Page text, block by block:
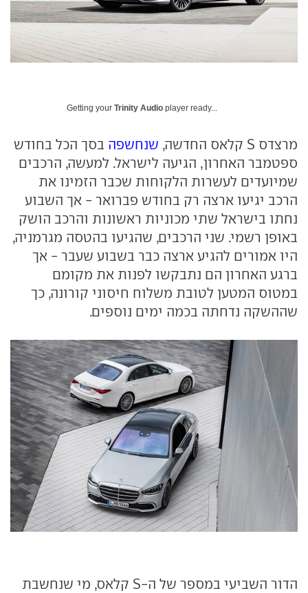
Getting your Trinity Audio player ready...
מרצדס S קלאס החדשה, שנחשפה בסך הכל בחודש
ספטמבר האחרון, הגיעה לישראל. למעשה, הרכבים
שמיועדים לעשרות הלקוחות שכבר הזמינו את
הרכב יגיעו ארצה רק בחודש פברואר - אך השבוע
נחתו בישראל שתי מכוניות ראשונות והרכב הושק
באופן רשמי. שני הרכבים, שהגיעו בהטסה מגרמניה,
היו אמורים להגיע ארצה כבר בשבוע שעבר - אך
ברגע האחרון הם נתבקשו לפנות את מקומם
במטוס המטען לטובת משלוח חיסוני קורונה, כך
שההשקה נדחתה בכמה ימים נוספים.
הדור השביעי במספר של ה-S קלאס, מי שנחשבת